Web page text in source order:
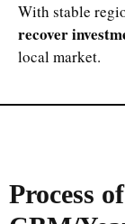
With stable
recover
local market.
Process